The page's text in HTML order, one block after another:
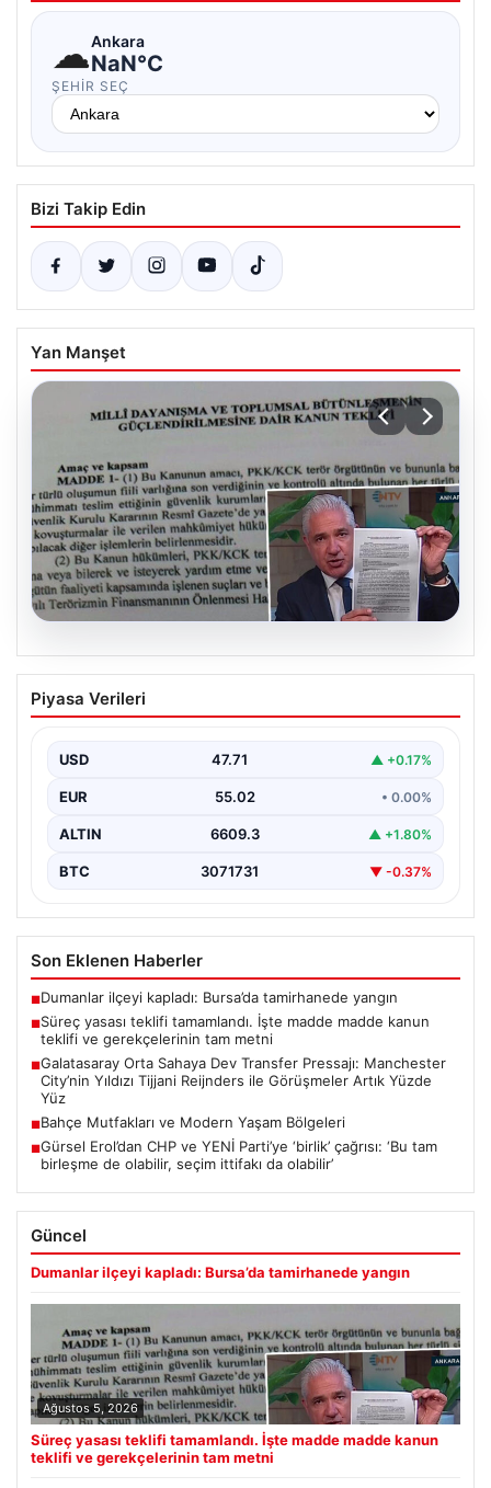
☁Ankara
NaN°C
ŞEHIR SEÇ
Bizi Takip Edin
Yan Manşet
05.08.2026
Süreç yasası teklifi tamamlandı. İşte
madde madde kanun teklifi ve
Piyasa Verileri
USD 47.71 ▲ +0.17%
EUR 55.02 • 0.00%
ALTIN 6609.3 ▲ +1.80%
BTC 3071731 ▼ -0.37%
Son Eklenen Haberler
■Dumanlar ilçeyi kapladı: Bursa’da tamirhanede yangın
■Süreç yasası teklifi tamamlandı. İşte madde madde kanun
teklifi ve gerekçelerinin tam metni
■Galatasaray Orta Sahaya Dev Transfer Pressajı: Manchester
City’nin Yıldızı Tijjani Reijnders ile Görüşmeler Artık Yüzde
Yüz
■Bahçe Mutfakları ve Modern Yaşam Bölgeleri
■Gürsel Erol’dan CHP ve YENİ Parti’ye ‘birlik’ çağrısı: ‘Bu tam
birleşme de olabilir, seçim ittifakı da olabilir’
Güncel
Dumanlar ilçeyi kapladı: Bursa’da tamirhanede yangın
Ağustos 5, 2026
Süreç yasası teklifi tamamlandı. İşte madde madde kanun
teklifi ve gerekçelerinin tam metni